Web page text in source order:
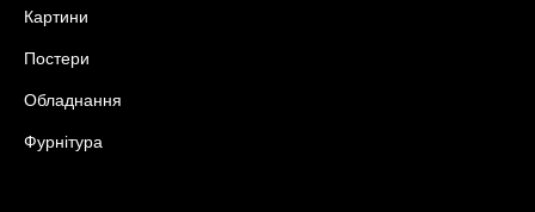
Картини
Постери
Обладнання
Фурнітура